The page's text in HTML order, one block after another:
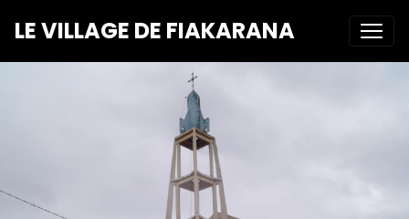
LE VILLAGE DE FIAKARANA